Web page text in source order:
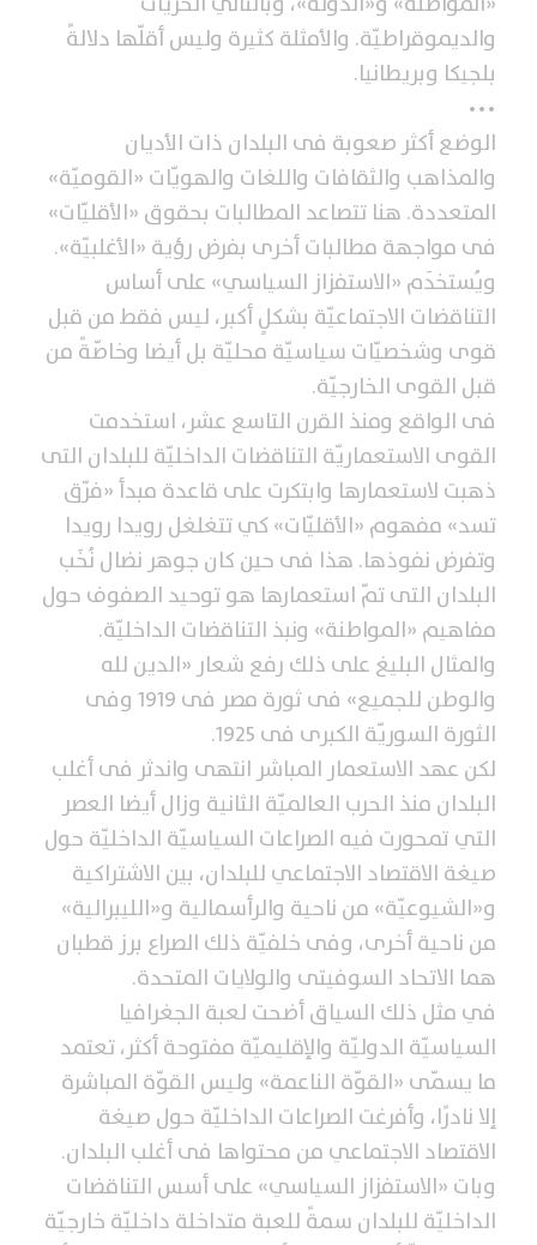
والديموقراطيّة. والأمثلة كثيرة وليس أقلّها دلالةً
بلجيكا وبريطانيا.
•••
الوضع أكثر صعوبة فى البلدان ذات الأديان
والمذاهب والثقافات واللغات والهويّات «القوميّة»
المتعددة. هنا تتصاعد المطالبات بحقوق «الأقليّات»
فى مواجهة مطالبات أخرى بفرض رؤية «الأغلبيّة».
ويُستخدَم «الاستفزاز السياسي» على أساس
التناقضات الاجتماعيّة بشكلٍ أكبر، ليس فقط من قبل
قوى وشخصيّات سياسيّة محليّة بل أيضا وخاصّةً من
قبل القوى الخارجيّة.
فى الواقع ومنذ القرن التاسع عشر، استخدمت
القوى الاستعماريّة التناقضات الداخليّة للبلدان التى
ذهبت لاستعمارها وابتكرت على قاعدة مبدأ «فرّق
تسد» مفهوم «الأقليّات» كي تتغلغل رويدا رويدا
وتفرض نفوذها. هذا فى حين كان جوهر نضال نُخَب
البلدان التى تمّ استعمارها هو توحيد الصفوف حول
مفاهيم «المواطنة» ونبذ التناقضات الداخليّة.
والمثال البليغ على ذلك رفع شعار «الدين لله
والوطن للجميع» فى ثورة مصر فى 1919 وفى
الثورة السوريّة الكبرى فى 1925.
لكن عهد الاستعمار المباشر انتهى واندثر فى أغلب
البلدان منذ الحرب العالميّة الثانية وزال أيضا العصر
التي تمحورت فيه الصراعات السياسيّة الداخليّة حول
صيغة الاقتصاد الاجتماعي للبلدان، بين الاشتراكية
و«الشيوعيّة» من ناحية والرأسمالية و«الليبرالية»
من ناحية أخرى، وفى خلفيّة ذلك الصراع برز قطبان
هما الاتحاد السوفيتى والولايات المتحدة.
في مثل ذلك السياق أضحت لعبة الجغرافيا
السياسيّة الدوليّة والإقليميّة مفتوحة أكثر، تعتمد
ما يسمّى «القوّة الناعمة» وليس القوّة المباشرة
إلا نادرًا، وأفرغت الصراعات الداخليّة حول صيغة
الاقتصاد الاجتماعي من محتواها فى أغلب البلدان.
وبات «الاستفزاز السياسي» على أسس التناقضات
الداخليّة للبلدان سمةً للعبة متداخلة داخليّة خارجيّة